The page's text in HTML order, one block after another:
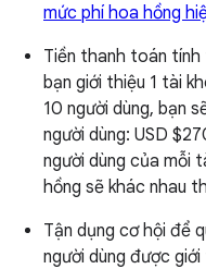
mức phí hoa hồng
Tiền thanh toán tính
bạn giới thiệu 1 tài
10 người dùng, bạn
người dùng: USD
người dùng của mỗi
hồng sẽ khác nhau
Tận dụng cơ hội để
người dùng được